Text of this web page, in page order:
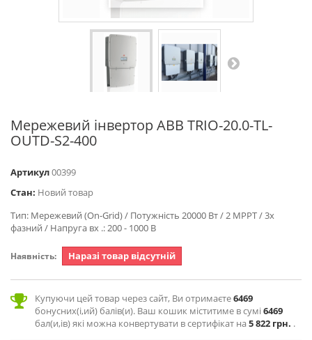
Мережевий інвертор ABB TRIO-20.0-TL-
OUTD-S2-400
Артикул00399
Стан: Новий товар
Тип: Мережевий (On-Grid) / Потужність 20000 Вт / 2 MPPT / 3х
фазний / Напруга вх .: 200 - 1000 В
Наявність: Наразі товар відсутній
Купуючи цей товар через сайт, Ви отримаєте6469
бонусних(і,ий) балів(и). Ваш кошик міститиме в сумі6469
бал(и,ів) які можна конвертувати в сертифікат на5 822 грн. .